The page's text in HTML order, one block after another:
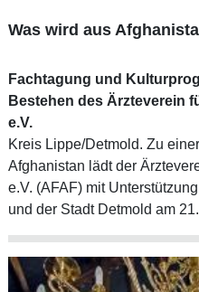
Was wird aus
Fachtagung und
Bestehen des Ärzteverein
e.V.
Kreis Lippe/Detmold. Zu
Afghanistan lädt der
e.V. (AFAF) mit
und der Stadt Detmold am